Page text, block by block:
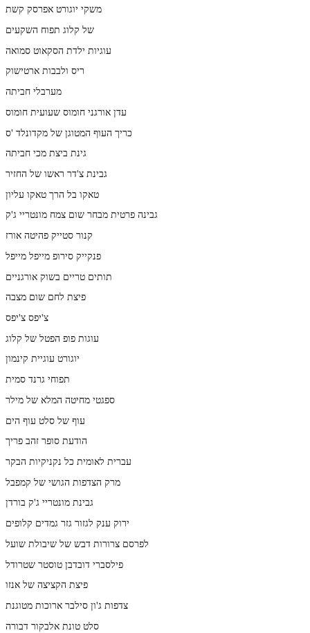
משקי יוגורט אפרסק קשת
של קלוג תפוח השקעים
עוגיות ילדת הסקאוט סמואה
ריס ולבבות ארטישוק
מערבלי חביתה
עדן אורגני חומוס שעועית חומוס
כריך העוף המטוגן של מקדונלד 'ס
גינת ביצת מכי חביתה
גבינת צ'דר ראשו של החזיר
טאקו בל הרך טאקו עליון
גבינה פרטית מבחר שום צמח מונטריי ג'ק
קנור סטייק פהיטה אורז
פנקייק סירופ מייפל מייפל
תותים טריים בשוק אורגניים
פיצת לחם שום מצבה
צ'יפס צ'יפס
עוגות פופ הפטל של קלוג
יוגורט עוגיית קינמון
תפוחי גרנד סמית
ספגטי מחיטה המלא של מילר
עוף של סלט עוף הים
הודעת סופר זהב פריך
עברית לאומית כל נקניקיות הבקר
מרק הצדפות הגושי של קמפבל
גבינת מונטריי ג'ק בורדן
ירוק ענק לגזור גזר גמדים קלופים
לפרסם צרורות דבש של שיבולת שועל
פילסברי דובדבן טוסטר שטרודל
פיצת הקציצה של אנזו
צדפות ג'ון סילבר ארוכות מטוגנת
סלט טונת אלבקור דבורה